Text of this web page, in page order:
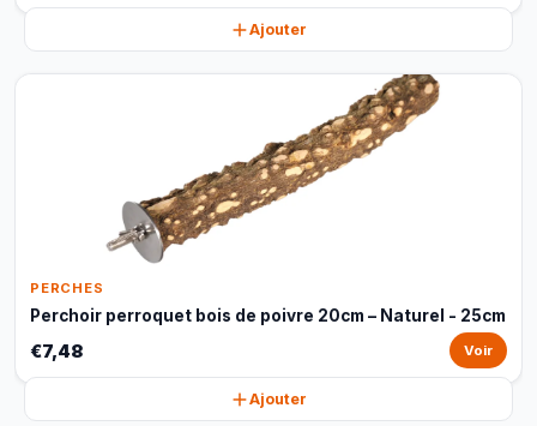
Ajouter
PERCHES
Perchoir perroquet bois de poivre 20cm – Naturel - 25cm
€7,48 Voir
Ajouter